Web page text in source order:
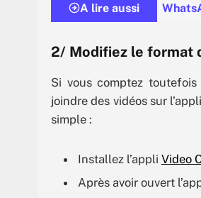
A lire aussi
2/ Modifiez le format
Si vous comptez
joindre des vidéos sur
simple :
Installez l’appli Video
Après avoir ouvert